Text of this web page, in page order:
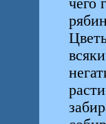
чего